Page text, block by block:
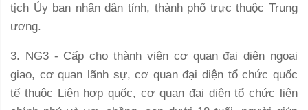
tịch Ủy ban nhân dân tỉnh, thành phố trực thuộc Trung
ương.
3. NG3 - Cấp cho thành viên cơ quan đại diện ngoại
giao, cơ quan lãnh sự, cơ quan đại diện tổ chức quốc
tế thuộc Liên hợp quốc, cơ quan đại diện tổ chức liên